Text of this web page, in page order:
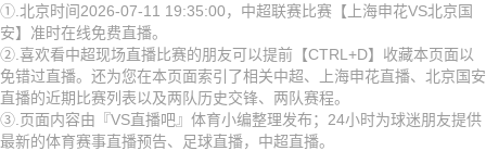
2026-08-15 【中超】 上海申花VS北京国安
2026-08-15 【中超】 上海申花VS北京国安
2026-08-15 【中超】 上海申花VS北京国安
2026-08-15 【中超】 上海申花VS北京国安
2026-08-15 【中超】 上海申花VS北京国安
2026-08-15 【中超】 上海申花VS北京国安
①.北京时间2026-07-11 19:35:00，中超联赛比赛【上海申花VS北京国
安】准时在线免费直播。
②.喜欢看中超现场直播比赛的朋友可以提前【CTRL+D】收藏本页面以
免错过直播。还为您在本页面索引了相关中超、上海申花直播、北京国安
直播的近期比赛列表以及两队历史交锋、两队赛程。
③.页面内容由『VS直播吧』体育小编整理发布；24小时为球迷朋友提供
最新的体育赛事直播预告、足球直播，中超直播。